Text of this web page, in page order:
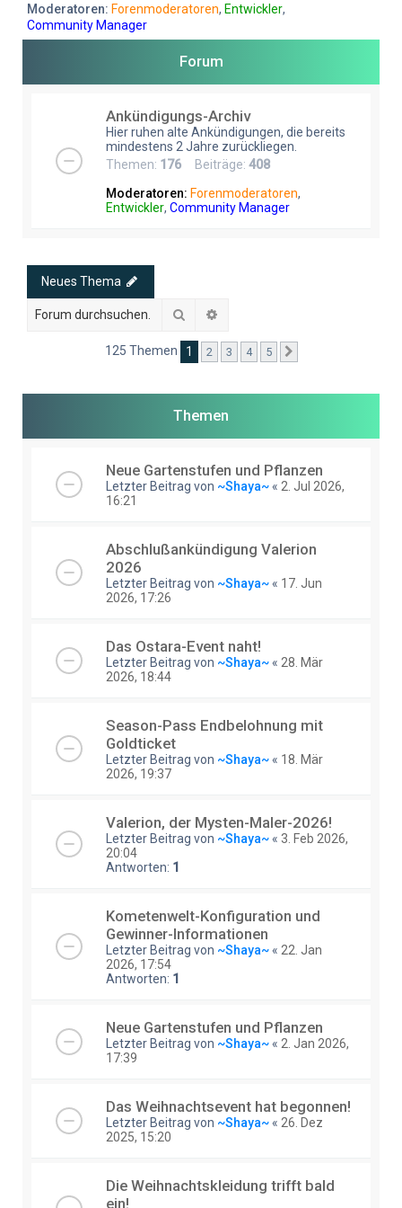
Moderatoren: Forenmoderatoren, Entwickler,
Community Manager
Forum
Ankündigungs-Archiv
Hier ruhen alte Ankündigungen, die bereits
mindestens 2 Jahre zurückliegen.
Themen: 176 Beiträge: 408
Moderatoren: Forenmoderatoren,
Entwickler, Community Manager
Neues Thema
Suche
125 Themen 1 2 3 4 5
Themen
Neue Gartenstufen und Pflanzen
Letzter Beitrag von ~Shaya~ « 2. Jul 2026,
16:21
Abschlußankündigung Valerion
2026
Letzter Beitrag von ~Shaya~ « 17. Jun
2026, 17:26
Das Ostara-Event naht!
Letzter Beitrag von ~Shaya~ « 28. Mär
2026, 18:44
Season-Pass Endbelohnung mit
Goldticket
Letzter Beitrag von ~Shaya~ « 18. Mär
2026, 19:37
Valerion, der Mysten-Maler-2026!
Letzter Beitrag von ~Shaya~ « 3. Feb 2026,
20:04
Antworten: 1
Kometenwelt-Konfiguration und
Gewinner-Informationen
Letzter Beitrag von ~Shaya~ « 22. Jan
2026, 17:54
Antworten: 1
Neue Gartenstufen und Pflanzen
Letzter Beitrag von ~Shaya~ « 2. Jan 2026,
17:39
Das Weihnachtsevent hat begonnen!
Letzter Beitrag von ~Shaya~ « 26. Dez
2025, 15:20
Die Weihnachtskleidung trifft bald
ein!